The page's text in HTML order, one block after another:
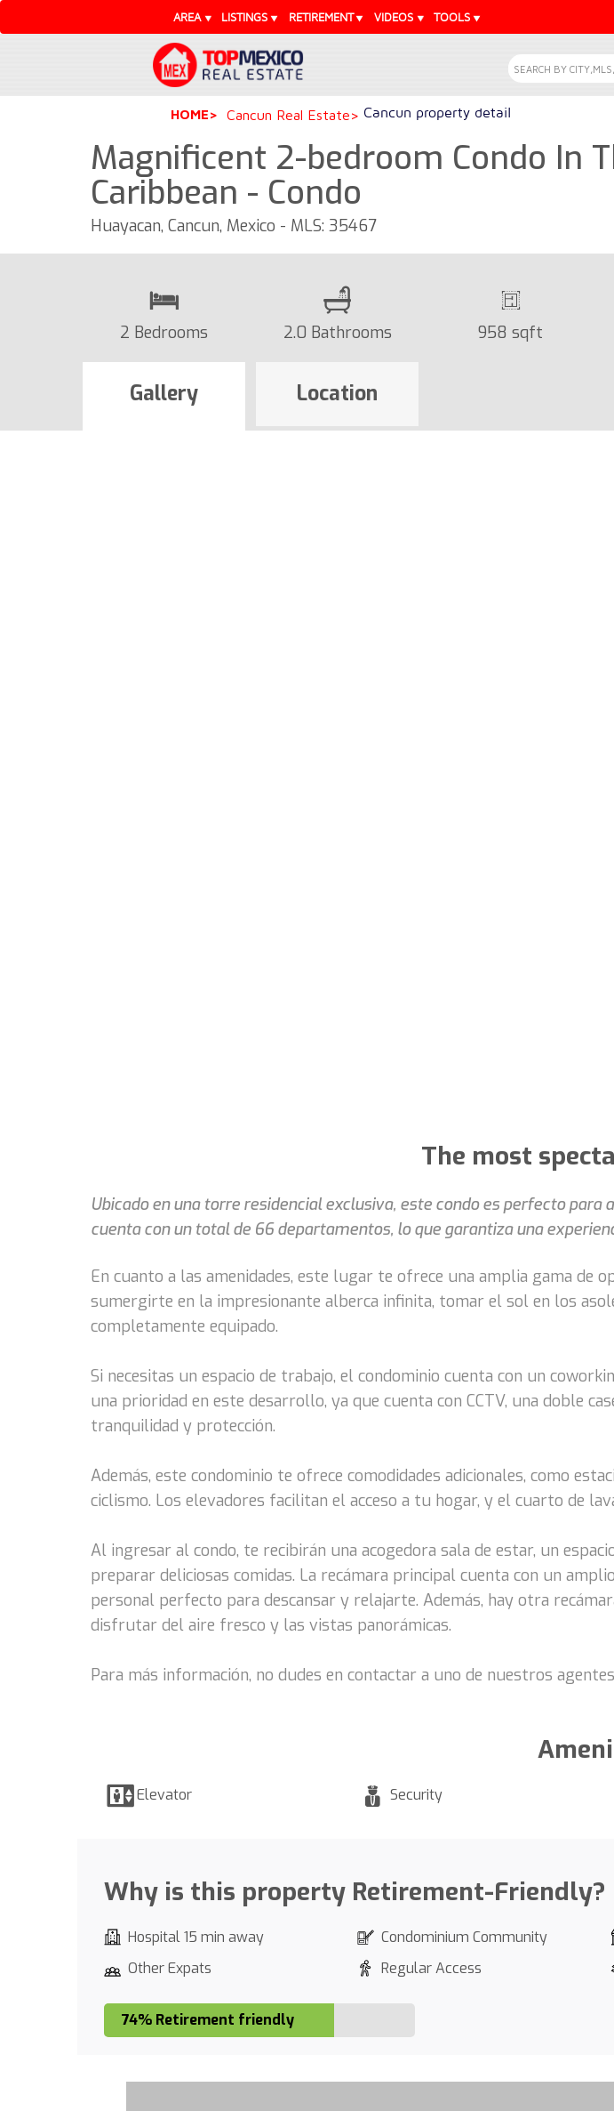
AREA LISTINGS RETIREMENT VIDEOS TOOLS
HOME Cancun Real Estate Cancun property detail
Magnificent 2-bedroom Condo In
Caribbean - Condo
Huayacan, Cancun, Mexico - MLS: 35467
2 Bedrooms 2.0 Bathrooms 958 sqft
Gallery Location
The most
Ubicado en una torre residencial exclusiva, este condo es perfecto
cuenta con un total de 66 departamentos, lo que garantiza una
En cuanto a las amenidades, este lugar te ofrece una amplia gama
sumergirte en la impresionante alberca infinita, tomar el sol en los
completamente equipado.
Si necesitas un espacio de trabajo, el condominio cuenta con un
una prioridad en este desarrollo, ya que cuenta con CCTV, una doble
tranquilidad y protección.
Además, este condominio te ofrece comodidades adicionales, como
ciclismo. Los elevadores facilitan el acceso a tu hogar, y el cuarto de
Al ingresar al condo, te recibirán una acogedora sala de estar, un
preparar deliciosas comidas. La recámara principal cuenta con un
personal perfecto para descansar y relajarte. Además, hay otra
disfrutar del aire fresco y las vistas panorámicas.
Para más información, no dudes en contactar a uno de nuestros
Elevator Security
Why is this property Retirement-Friendly?
Hospital 15 min away Condominium Community
Other Expats
Regular Access
74% Retirement friendly